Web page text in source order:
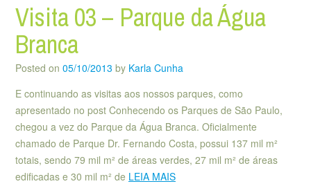
Visita 03 – Parque da Água
Branca
Posted on 05/10/2013 by Karla Cunha
E continuando as visitas aos nossos parques, como
apresentado no post Conhecendo os Parques de São Paulo,
chegou a vez do Parque da Água Branca. Oficialmente
chamado de Parque Dr. Fernando Costa, possui 137 mil m²
totais, sendo 79 mil m² de áreas verdes, 27 mil m² de áreas
edificadas e 30 mil m² de LEIA MAIS